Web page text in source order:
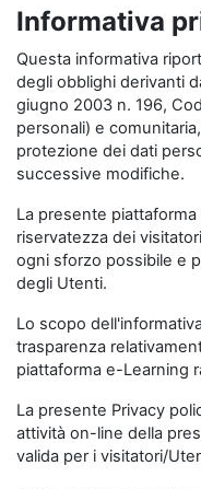
Informativa
Questa informativa
degli obblighi derivanti
giugno 2003 n. 196,
personali) e
protezione dei dati
successive modifiche.
La presente
riservatezza dei
ogni sforzo possibile e
degli Utenti.
Lo scopo
trasparenza
piattaforma e-Learning
La presente Privacy
attività on-line della
valida per i visitatori/